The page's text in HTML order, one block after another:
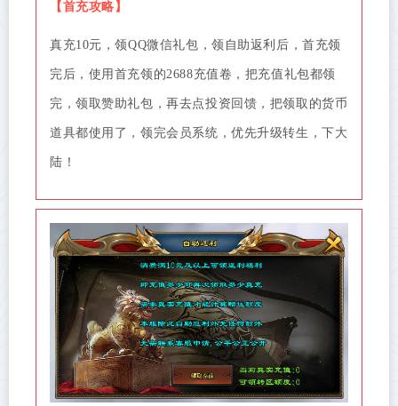
【 首充攻略 】
真充10元，领QQ微信礼包，领自助返利后，首充领
完后，使用首充领的2688充值卷，把充值礼包都领
完，领取赞助礼包，再去点投资回馈，把领取的货币
道具都使用了，领完会员系统，优先升级转生，下大
陆！